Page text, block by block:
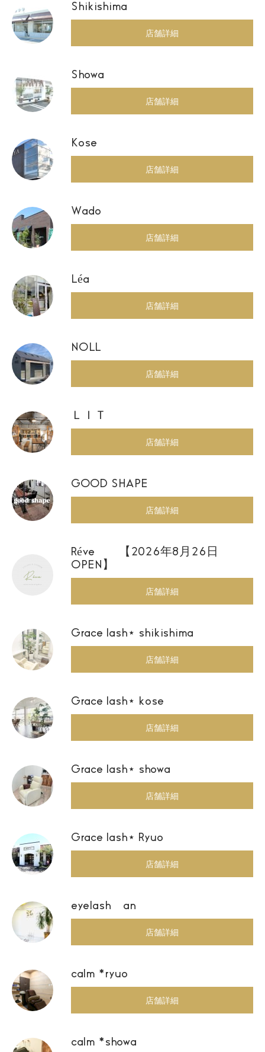
Shikishima
店舗詳細
Showa
店舗詳細
Kose
店舗詳細
Wado
店舗詳細
Léa
店舗詳細
NOLL
店舗詳細
ＬＩＴ
店舗詳細
GOOD SHAPE
店舗詳細
Réve 【2026年8月26日
OPEN】
店舗詳細
Grace lash⋆ shikishima
店舗詳細
Grace lash⋆ kose
店舗詳細
Grace lash⋆ showa
店舗詳細
Grace lash⋆ Ryuo
店舗詳細
eyelash an
店舗詳細
calm *ryuo
店舗詳細
calm *showa